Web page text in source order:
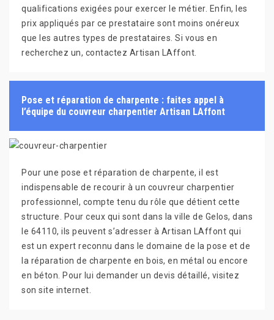
qualifications exigées pour exercer le métier. Enfin, les
prix appliqués par ce prestataire sont moins onéreux
que les autres types de prestataires. Si vous en
recherchez un, contactez Artisan LAffont.
Pose et réparation de charpente : faites appel à
l’équipe du couvreur charpentier Artisan LAffont
Pour une pose et réparation de charpente, il est
indispensable de recourir à un couvreur charpentier
professionnel, compte tenu du rôle que détient cette
structure. Pour ceux qui sont dans la ville de Gelos, dans
le 64110, ils peuvent s’adresser à Artisan LAffont qui
est un expert reconnu dans le domaine de la pose et de
la réparation de charpente en bois, en métal ou encore
en béton. Pour lui demander un devis détaillé, visitez
son site internet.